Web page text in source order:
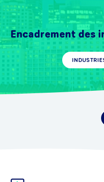
Encadrement des